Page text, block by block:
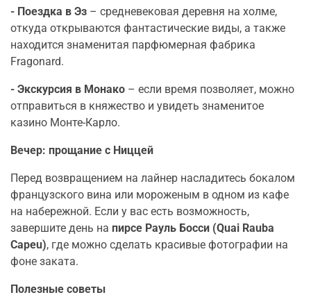
- Поездка в Эз – средневековая деревня на холме,
откуда открываются фантастические виды, а также
находится знаменитая парфюмерная фабрика
Fragonard.
- Экскурсия в Монако – если время позволяет, можно
отправиться в княжество и увидеть знаменитое
казино Монте-Карло.
Вечер: прощание с Ниццей
Перед возвращением на лайнер насладитесь бокалом
французского вина или мороженым в одном из кафе
на набережной. Если у вас есть возможность,
завершите день на пирсе Рауль Босси (Quai Rauba
Capeu), где можно сделать красивые фотографии на
фоне заката.
Полезные советы